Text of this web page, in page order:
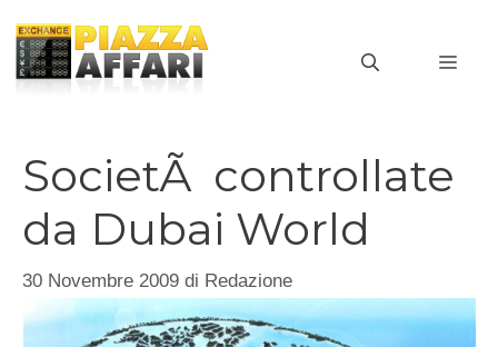
contenuto
SocietÃ controllate
da Dubai World
30 Novembre 2009 di Redazione